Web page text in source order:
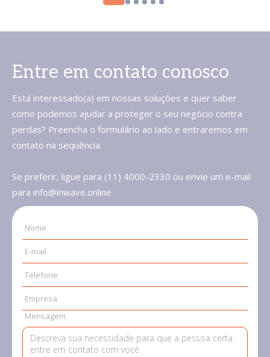
Entre em contato conosco
Está interessado(a) em nossas soluções e quer saber
como podemos ajudar a proteger o seu negócio contra
perdas? Preencha o formulário ao lado e entraremos em
contato na sequência.
Se preferir, ligue para (11) 4000-2330 ou envie um e-mail
para info@inwave.online
Nome
E-mail
Telefone
Empresa
Mensagem